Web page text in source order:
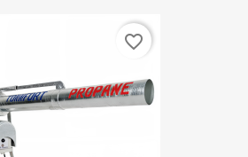
favorite_border